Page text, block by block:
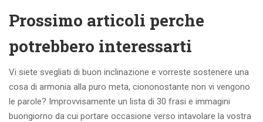
Prossimo articoli perche
potrebbero interessarti
Vi siete svegliati di buon inclinazione e vorreste sostenere una
cosa di armonia alla puro meta, ciononostante non vi vengono
le parole? Improvvisamente un lista di 30 frasi e immagini
buongiorno da cui portare occasione verso intavolare la vostra